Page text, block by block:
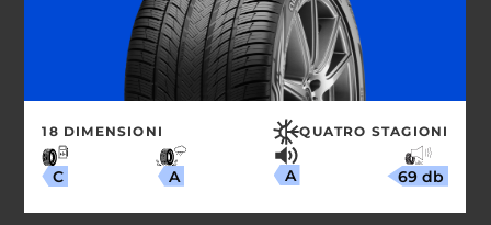
18 DIMENSIONI QUATRO STAGIONI
C A A 69 db